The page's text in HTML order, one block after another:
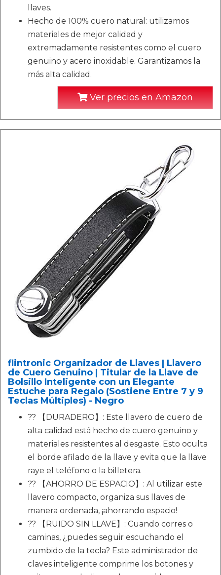
llaves.
Hecho de 100% cuero natural: utilizamos
materiales de mejor calidad y
extremadamente resistentes como el cuero
genuino y acero inoxidable. Garantizamos la
más alta calidad.
Ver precios en Amazon
flintronic Organizador de Llaves | Llavero
de Cuero Genuino | Titular de la Llave de
Bolsillo Inteligente con un Elegante
Estuche para Regalo (Sostiene Entre 7 y 9
Teclas Múltiples) - Negro
?? 【DURADERO】: Este llavero de cuero de
alta calidad está hecho de cuero genuino y
materiales resistentes al desgaste. Esto oculta
el borde afilado de la llave y evita que la llave
raye el teléfono o la billetera.
?? 【AHORRO DE ESPACIO】: Al utilizar este
llavero compacto, organiza sus llaves de
manera ordenada, ¡ahorrando espacio!
?? 【RUIDO SIN LLAVE】: Cuando corres o
caminas, ¿puedes seguir escuchando el
zumbido de la tecla? Este administrador de
claves inteligente comprime los botones y